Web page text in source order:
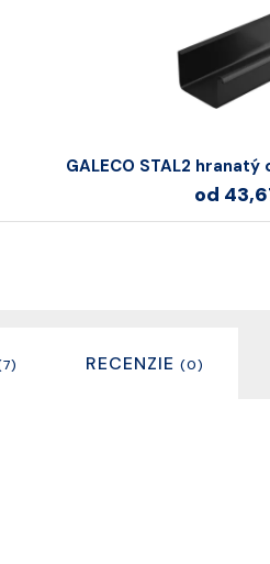
GALECO STAL2
od
RECENZIE (0)